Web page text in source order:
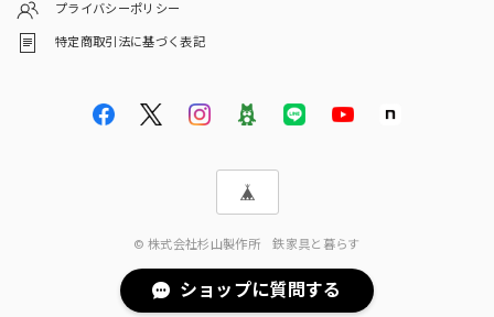
プライバシーポリシー
特定商取引法に基づく表記
© 株式会社杉山製作所 鉄家具と暮らす
ショップに質問する